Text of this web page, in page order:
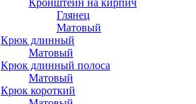
Кронштейн на кирпич
Глянец
Матовый
Крюк длинный
Матовый
Крюк длинный полоса
Матовый
Крюк короткий